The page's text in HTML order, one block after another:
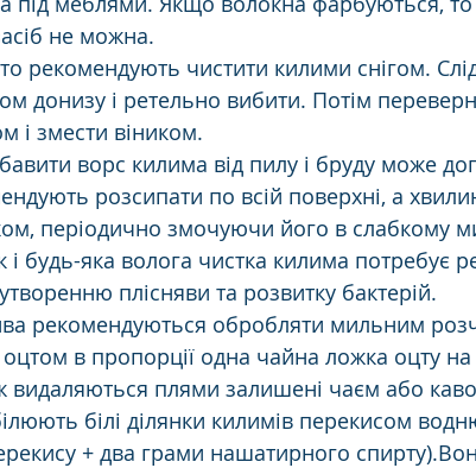
не можна.
рекомендують чистити килими снігом.
донизу і ретельно вибити. Потім
і змести віником.
ворс килима від пилу і бруду може
розсипати по всій поверхні, а
періодично змочуючи його в слабкому
і будь-яка волога чистка килима потребує
плісняви та розвитку бактерій.
рекомендуються обробляти мильним
в пропорції одна чайна ложка оцту на
видаляються плями залишені чаєм або
білі ділянки килимів перекисом
+ два грами нашатирного